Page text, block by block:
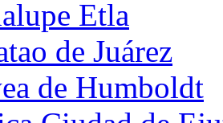
Etla
de Juárez
de Humboldt